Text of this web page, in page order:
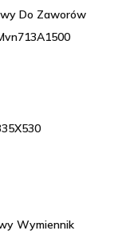
Do Zaworów
Wymiennik